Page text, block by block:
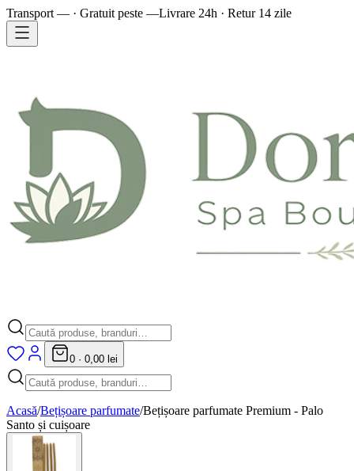
Transport — · Gratuit peste —Livrare 24h · Retur 14 zile
0 · 0,00 lei
Acasă/Bețișoare parfumate/Bețișoare parfumate Premium - Palo
Santo și cuișoare